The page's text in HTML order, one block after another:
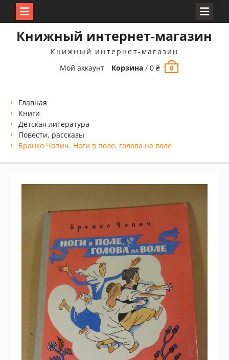
Книжный интернет-магазин
Книжный интернет-магазин
Мой аккаунт
Корзина /0₴ 0
Главная
Книги
Детская литература
Повести, рассказы
Бранко Чопич. Ноги в поле, голова на воле